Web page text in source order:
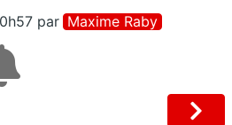
par Maxime Raby